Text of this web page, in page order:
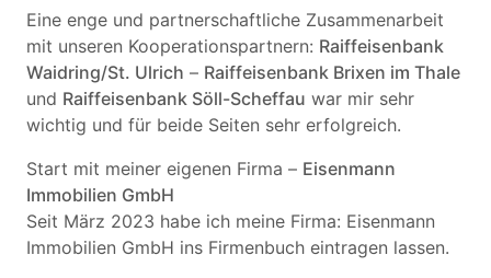
Eine enge und partnerschaftliche Zusammenarbeit
mit unseren Kooperationspartnern: Raiffeisenbank
Waidring/St. Ulrich – Raiffeisenbank Brixen im Thale
und Raiffeisenbank Söll-Scheffau war mir sehr
wichtig und für beide Seiten sehr erfolgreich.
Start mit meiner eigenen Firma – Eisenmann
Immobilien GmbH
Seit März 2023 habe ich meine Firma: Eisenmann
Immobilien GmbH ins Firmenbuch eintragen lassen.